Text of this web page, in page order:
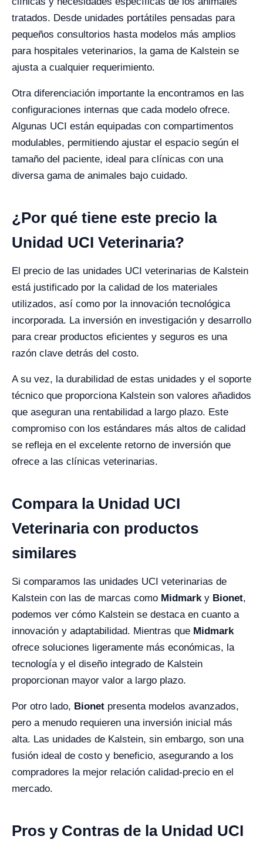
tratados. Desde unidades portátiles pensadas para
pequeños consultorios hasta modelos más amplios
para hospitales veterinarios, la gama de Kalstein se
ajusta a cualquier requerimiento.
Otra diferenciación importante la encontramos en las
configuraciones internas que cada modelo ofrece.
Algunas UCI están equipadas con compartimentos
modulables, permitiendo ajustar el espacio según el
tamaño del paciente, ideal para clínicas con una
diversa gama de animales bajo cuidado.
¿Por qué tiene este precio la
Unidad UCI Veterinaria?
El precio de las unidades UCI veterinarias de Kalstein
está justificado por la calidad de los materiales
utilizados, así como por la innovación tecnológica
incorporada. La inversión en investigación y desarrollo
para crear productos eficientes y seguros es una
razón clave detrás del costo.
A su vez, la durabilidad de estas unidades y el soporte
técnico que proporciona Kalstein son valores añadidos
que aseguran una rentabilidad a largo plazo. Este
compromiso con los estándares más altos de calidad
se refleja en el excelente retorno de inversión que
ofrece a las clínicas veterinarias.
Compara la Unidad UCI
Veterinaria con productos
similares
Si comparamos las unidades UCI veterinarias de
Kalstein con las de marcas como Midmarky Bionet,
podemos ver cómo Kalstein se destaca en cuanto a
innovación y adaptabilidad. Mientras que Midmark
ofrece soluciones ligeramente más económicas, la
tecnología y el diseño integrado de Kalstein
proporcionan mayor valor a largo plazo.
Por otro lado, Bionet presenta modelos avanzados,
pero a menudo requieren una inversión inicial más
alta. Las unidades de Kalstein, sin embargo, son una
fusión ideal de costo y beneficio, asegurando a los
compradores la mejor relación calidad-precio en el
mercado.
Pros y Contras de la Unidad UCI